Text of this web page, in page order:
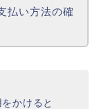
払い方法の確
かけると